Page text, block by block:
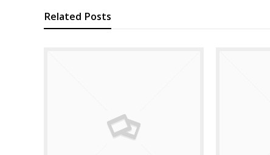
Related Posts